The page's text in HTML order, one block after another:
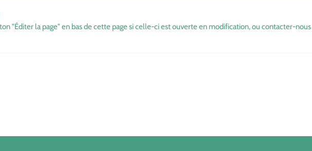
"Éditer la page" en bas de cette page si celle-ci est ouverte en modification, ou contacter-